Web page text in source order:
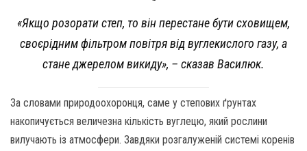
«Якщо розорати степ, то він перестане бути сховищем,
своєрідним фільтром повітря від вуглекислого газу, а
стане джерелом викиду», – сказав Василюк.
За словами природоохоронця, саме у степових ґрунтах
накопичується величезна кількість вуглецю, який рослини
вилучають із атмосфери. Завдяки розгалуженій системі коренів